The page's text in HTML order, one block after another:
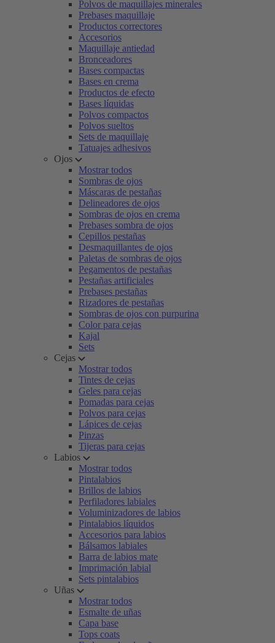
Polvos de maquillajes minerales
Prebases maquillaje
Productos correctores
Accesorios
Maquillaje antiedad
Bronceadores
Bases compactas
Bases en crema
Productos de efecto
Bases líquidas
Polvos compactos
Polvos sueltos
Sets de maquillaje
Tatuajes adhesivos
Ojos
Mostrar todos
Sombras de ojos
Máscaras de pestañas
Delineadores de ojos
Sombras de ojos en crema
Prebases sombra de ojos
Cepillos pestañas
Desmaquillantes de ojos
Paletas de sombras de ojos
Pegamentos de pestañas
Pestañas artificiales
Prebases pestañas
Rizadores de pestañas
Sombras de ojos con purpurina
Color para cejas
Kajal
Sets
Cejas
Mostrar todos
Tintes de cejas
Geles para cejas
Pomadas para cejas
Polvos para cejas
Lápices de cejas
Pinzas
Tijeras para cejas
Labios
Mostrar todos
Pintalabios
Brillos de labios
Perfiladores labiales
Voluminizadores de labios
Pintalabios líquidos
Accesorios para labios
Bálsamos labiales
Barra de labios mate
Imprimación labial
Sets pintalabios
Uñas
Mostrar todos
Esmalte de uñas
Capa base
Tops coats